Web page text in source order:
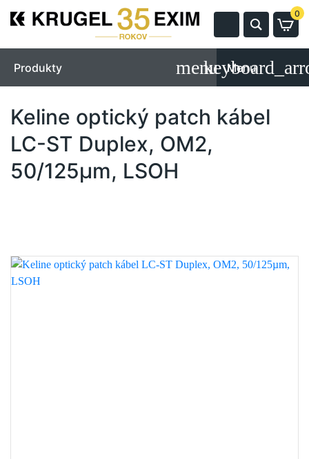
0
Produkty Menu
Keline optický patch kábel
LC-ST Duplex, OM2,
50/125µm, LSOH